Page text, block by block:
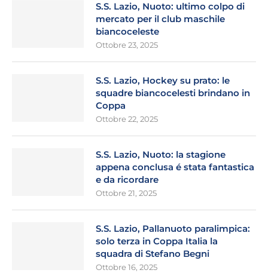
S.S. Lazio, Nuoto: ultimo colpo di
mercato per il club maschile
biancoceleste
Ottobre 23, 2025
S.S. Lazio, Hockey su prato: le
squadre biancocelesti brindano in
Coppa
Ottobre 22, 2025
S.S. Lazio, Nuoto: la stagione
appena conclusa é stata fantastica
e da ricordare
Ottobre 21, 2025
S.S. Lazio, Pallanuoto paralimpica:
solo terza in Coppa Italia la
squadra di Stefano Begni
Ottobre 16, 2025